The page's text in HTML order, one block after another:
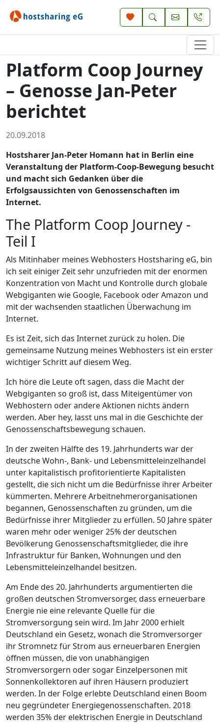
Platform Coop Journey
– Genosse Jan-Peter
berichtet
20.09.2018
Hostsharer Jan-Peter Homann hat in Berlin eine
Veranstaltung der Platform-Coop-Bewegung besucht
und macht sich Gedanken über die
Erfolgsaussichten von Genossenschaften im
Internet.
The Platform Coop Journey -
Teil I
Als Mitinhaber meines Webhosters Hostsharing eG, bin
ich seit einiger Zeit sehr unzufrieden mit der enormen
Konzentration von Macht und Kontrolle durch globale
Webgiganten wie Google, Facebook oder Amazon und
mit der wachsenden staatlichen Überwachung im
Internet.
Es ist Zeit, sich das Internet zurück zu holen. Die
gemeinsame Nutzung meines Webhosters ist ein erster
wichtiger Schritt auf diesem Weg.
Ich höre die Leute oft sagen, dass die Macht der
Webgiganten so groß ist, dass Miteigentümer von
Webhostern oder andere Aktionen nichts ändern
werden. Aber hey, lasst uns mal in die Geschichte der
Genossenschaftsbewegung schauen.
In der zweiten Hälfte des 19. Jahrhunderts war der
deutsche Wohn-, Bank- und Lebensmitteleinzelhandel
unter kapitalistisch profitorientierte Kapitalisten
gestellt, die sich nicht um die Bedürfnisse ihrer Arbeiter
kümmerten. Mehrere Arbeitnehmerorganisationen
begannen, Genossenschaften zu gründen, um die
Bedürfnisse ihrer Mitglieder zu erfüllen. 50 Jahre später
waren mehr oder weniger 25% der deutschen
Bevölkerung Genossenschaftsmitglieder, die ihre
Infrastruktur für Banken, Wohnungen und den
Lebensmitteleinzelhandel besitzen.
Am Ende des 20. Jahrhunderts argumentierten die
großen deutschen Stromversorger, dass erneuerbare
Energie nie eine relevante Quelle für die
Stromversorgung sein wird. Im Jahr 2000 erhielt
Deutschland ein Gesetz, wonach die Stromversorger
ihr Stromnetz für Strom aus erneuerbaren Energien
öffnen müssen, die von unabhängigen
Stromversorgern oder sogar Einzelpersonen mit
Sonnenkollektoren auf ihren Häusern produziert
werden. In der Folge erlebte Deutschland einen Boom
neu gegründeter Energiegenossenschaften. 2018
werden 35% der elektrischen Energie in Deutschland